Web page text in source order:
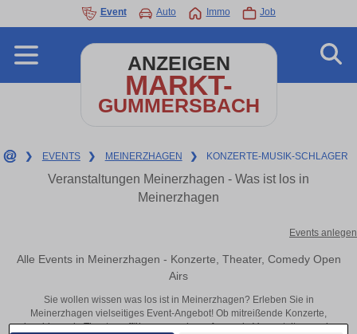
Event Auto Immo Job
ANZEIGEN
MARKT-
GUMMERSBACH
❯ EVENTS ❯ MEINERZHAGEN ❯ KONZERTE-MUSIK-SCHLAGER
Veranstaltungen Meinerzhagen - Was ist los in
Meinerzhagen
Events anlegen
Alle Events in Meinerzhagen - Konzerte, Theater, Comedy Open
Airs
Sie wollen wissen was los ist in Meinerzhagen? Erleben Sie in
Meinerzhagen vielseitiges Event-Angebot! Ob mitreißende Konzerte,
inspirierende Theateraufführungen oder aufregende Veranstaltungen in